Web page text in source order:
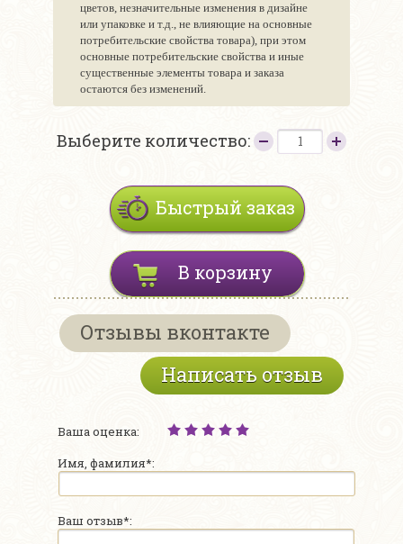
цветов, незначительные изменения в дизайне
или упаковке и т.д., не влияющие на основные
потребительские свойства товара), при этом
основные потребительские свойства и иные
существенные элементы товара и заказа
остаются без изменений.
Выберите количество:
Быстрый заказ
В корзину
Отзывы вконтакте
Написать отзыв
Ваша оценка:
Имя, фамилия*:
Ваш отзыв*: